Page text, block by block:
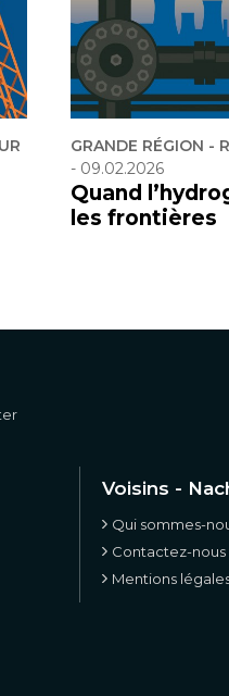
GRANDE RÉGION -
- 09.02.2026
Quand
les frontières
Voisins -
Qui sommes-
Contactez-nous
Mentions